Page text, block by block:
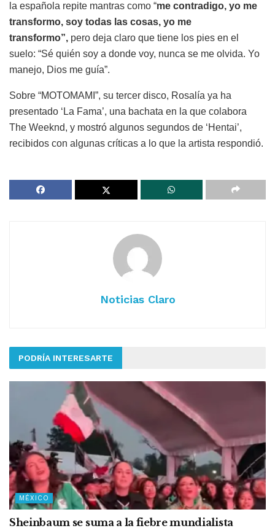
la española repite mantras como “me contradigo, yo me
transformo, soy todas las cosas, yo me
transformo”, pero deja claro que tiene los pies en el
suelo: “Sé quién soy a donde voy, nunca se me olvida. Yo
manejo, Dios me guía”.
Sobre “MOTOMAMI”, su tercer disco, Rosalía ya ha
presentado ‘La Fama’, una bachata en la que colabora
The Weeknd, y mostró algunos segundos de ‘Hentai’,
recibidos con algunas críticas a lo que la artista respondió.
Noticias Claro
PODRÍA INTERESARTE
MÉXICO
Sheinbaum se suma a la fiebre mundialista